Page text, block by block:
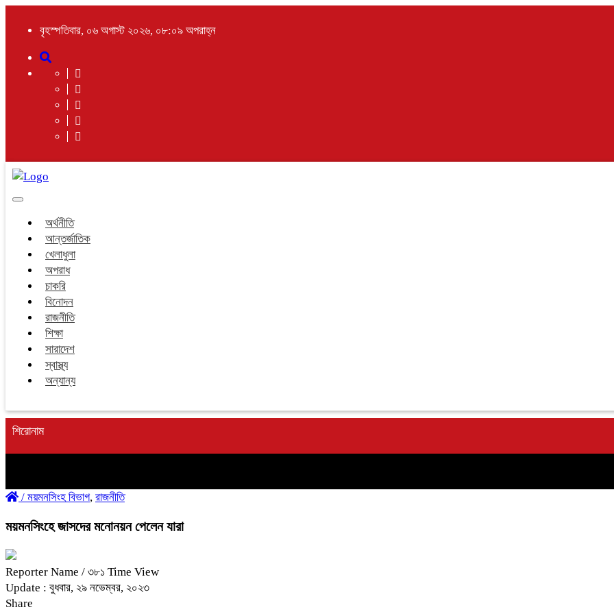
বৃহস্পতিবার, ০৬ অগাস্ট ২০২৬, ০৮:০৯ অপরাহ্ন
Toggle
অর্থনীতি
আন্তর্জাতিক
খেলাধুলা
অপরাধ
চাকরি
বিনোদন
রাজনীতি
শিক্ষা
সারাদেশ
স্বাস্থ্য
অন্যান্য
শিরোনাম
/ ময়মনসিংহ বিভাগ, রাজনীতি
ময়মনসিংহে জাসদের মনোনয়ন পেলেন যারা
Reporter Name / ৩৮১ Time View
Update : বুধবার, ২৯ নভেম্বর, ২০২৩
Share